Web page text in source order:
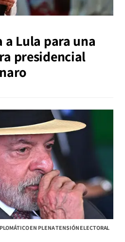
a Lula para una
presidencial
EN PLENA TENSIÓN ELECTORAL